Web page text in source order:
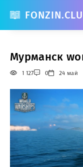
Мурманск
1 127 0 24 май